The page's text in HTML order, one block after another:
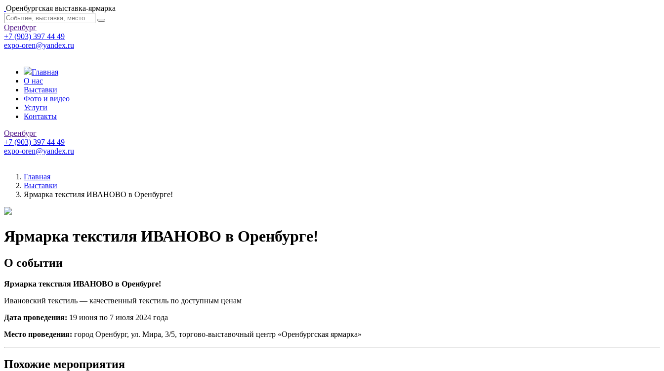
Оренбургская выставка-ярмарка
Оренбург
+7 (903) 397 44 49
expo-oren@yandex.ru
Главная
О нас
Выставки
Фото и видео
Услуги
Контакты
Оренбург
+7 (903) 397 44 49
expo-oren@yandex.ru
Главная
Выставки
Ярмарка текстиля ИВАНОВО в Оренбурге!
Ярмарка текстиля ИВАНОВО в Оренбурге!
О событии
Ярмарка текстиля ИВАНОВО в Оренбурге!
Ивановский текстиль — качественный текстиль по доступным ценам
Дата проведения: 19 июня по 7 июля 2024 года
Место проведения: город Оренбург, ул. Мира, 3/5, торгово-выставочный центр «Оренбургская ярмарка»
Похожие мероприятия